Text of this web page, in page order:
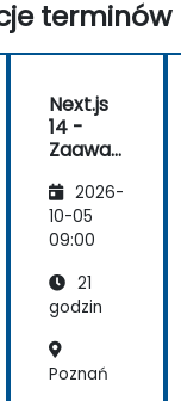
terminów
Next.js
14 -
Zaawan
2026-
10-05
09:00
21
godzin
Poznań